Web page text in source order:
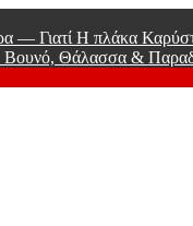
— Γιατί Η πλάκα
Βουνό, Θάλασσα &